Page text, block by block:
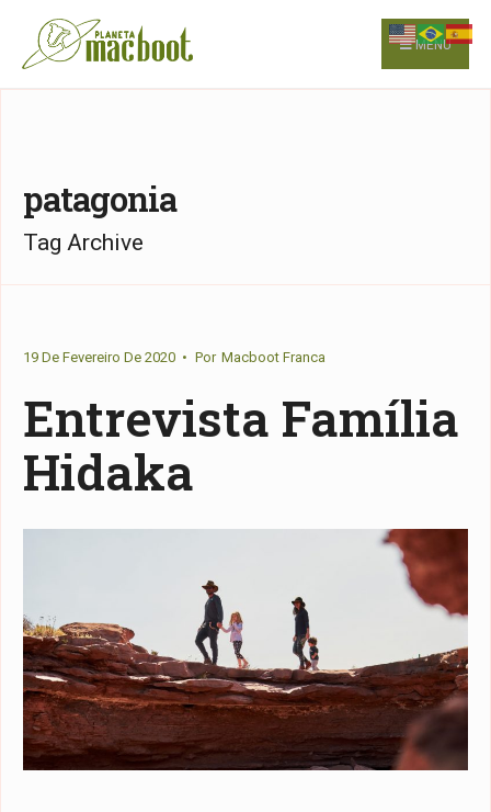
Skip
to
MENU
patagonia
Tag Archive
19 De Fevereiro De 2020 • Por Macboot Franca
Entrevista Família
Hidaka